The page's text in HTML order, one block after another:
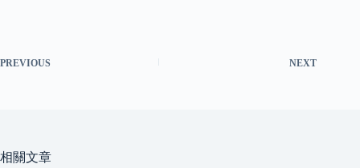
PREVIOUS NEXT
相關文章